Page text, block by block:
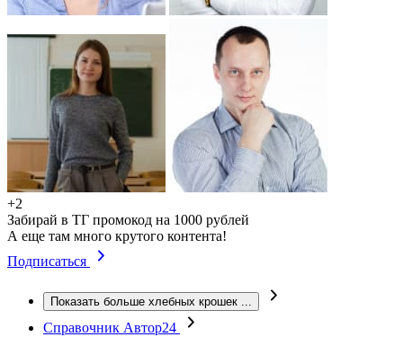
+2
Забирай в ТГ промокод на 1000 рублей
А еще там много крутого контента!
Подписаться
Показать больше хлебных крошек ...
Справочник Автор24